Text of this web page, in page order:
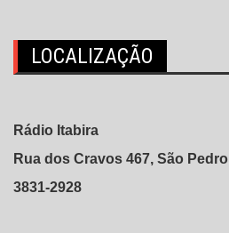
LOCALIZAÇÃO
Rádio Itabira
Rua dos Cravos 467, São
3831-2928